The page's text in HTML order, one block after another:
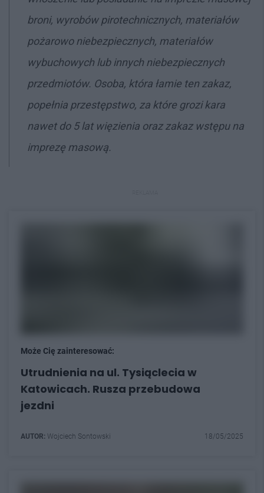
broni, wyrobów pirotechnicznych, materiałów
pożarowo niebezpiecznych, materiałów
wybuchowych lub innych niebezpiecznych
przedmiotów. Osoba, która łamie ten zakaz,
popełnia przestępstwo, za które grozi kara
nawet do 5 lat więzienia oraz zakaz wstępu na
imprezę masową.
Może Cię zainteresować:
Utrudnienia na ul. Tysiąclecia w
Katowicach. Rusza przebudowa
jezdni
AUTOR: Wojciech Sontowski 18/05/2025